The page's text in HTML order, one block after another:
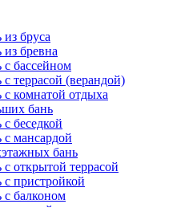
бруса
бревна
бассейном
террасой (верандой)
комнатой отдыха
бань
беседкой
мансардой
бань
открытой террасой
пристройкой
балконом